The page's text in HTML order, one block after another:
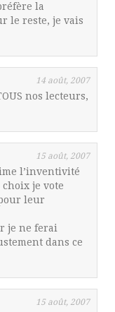
la
le reste, je vais
14 août, 2007
nos lecteurs,
15 août, 2007
l’inventivité
je vote
leur
je ne ferai
dans ce
15 août, 2007